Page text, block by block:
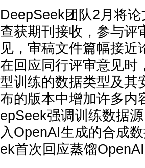
DeepSeek团队2月将
查获期刊接收，参与评
见，审稿文件篇幅接
在回应同行评审意见时
型训练的数据类型及其
布的版本中增加许多内
epSeek强调训练数据
入OpenAI生成的合成
ek首次回应蒸馏OpenAI